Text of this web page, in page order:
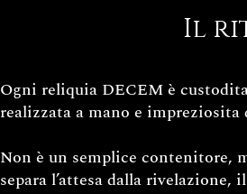
Il
Ogni reliquia DECEM è
realizzata a mano e
Non è un semplice contenitore,
separa l’attesa dalla